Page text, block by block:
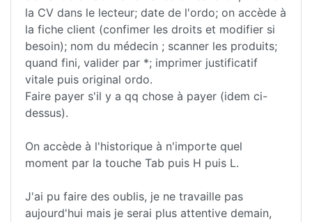
la CV dans le lecteur; date de l'ordo; on accède à
la fiche client (confimer les droits et modifier si
besoin); nom du médecin ; scanner les produits;
quand fini, valider par *; imprimer justificatif
vitale puis original ordo.
Faire payer s'il y a qq chose à payer (idem ci-
dessus).
On accède à l'historique à n'importe quel
moment par la touche Tab puis H puis L.
J'ai pu faire des oublis, je ne travaille pas
aujourd'hui mais je serai plus attentive demain,